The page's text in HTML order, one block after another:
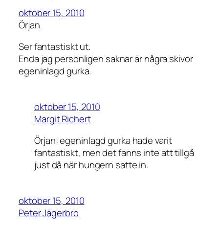
oktober 15, 2010
Örjan
Ser fantastiskt ut.
Enda jag personligen saknar är några skivor
egeninlagd gurka.
oktober 15, 2010
Margit Richert
Örjan: egeninlagd gurka hade varit
fantastiskt, men det fanns inte att tillgå
just då när hungern satte in.
oktober 15, 2010
Peter Jägerbro